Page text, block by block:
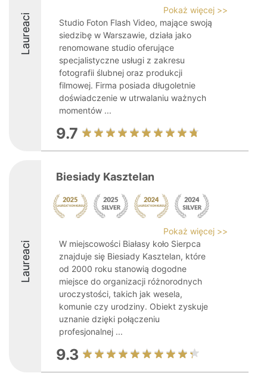
Laureaci
Pokaż więcej >>
Studio Foton Flash Video, mające swoją
siedzibę w Warszawie, działa jako
renomowane studio oferujące
specjalistyczne usługi z zakresu
fotografii ślubnej oraz produkcji
filmowej. Firma posiada długoletnie
doświadczenie w utrwalaniu ważnych
momentów ...
9.7
Laureaci
Biesiady Kasztelan
Pokaż więcej >>
W miejscowości Białasy koło Sierpca
znajduje się Biesiady Kasztelan, które
od 2000 roku stanowią dogodne
miejsce do organizacji różnorodnych
uroczystości, takich jak wesela,
komunie czy urodziny. Obiekt zyskuje
uznanie dzięki połączeniu
profesjonalnej ...
9.3